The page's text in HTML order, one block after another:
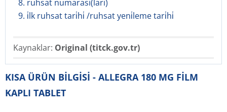
8. ruhsat numarasi(lari)
9. i̇lk ruhsat tari̇hi̇ /ruhsat yeni̇leme tari̇hi̇
Kaynaklar: Original (titck.gov.tr)
KISA ÜRÜN BİLGİSİ - ALLEGRA 180 MG FİLM
KAPLI TABLET